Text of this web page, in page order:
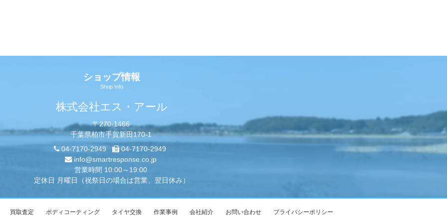
ショップ情報
Shop Info
株式会社エス・アール
〒270-1466
千葉県柏市手賀新田170-1
04-7170-2949
04-7170-2949
info@smartresponse.co.jp
営業時間 10:00～19:00
定休日 月曜日（祝祭日の場合は営業、翌日休み）
買取査定 ボディコーティング タイヤ交換 作業事例 会社紹介 お問い合わせ プライバシーポリシー